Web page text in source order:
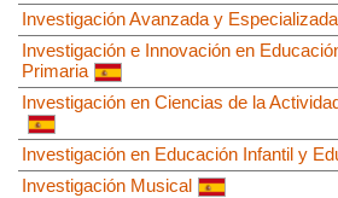
Investigación Avanzada y
Investigación e Innovación en
Primaria
Investigación en Ciencias de la
Investigación en Educación Infantil y
Investigación Musical